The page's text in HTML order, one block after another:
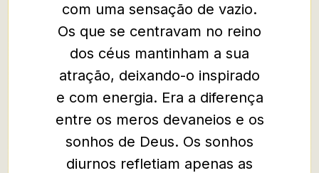
com uma sensação de vazio.
Os que se centravam no reino
dos céus mantinham a sua
atração, deixando-o inspirado
e com energia. Era a diferença
entre os meros devaneios e os
sonhos de Deus. Os sonhos
diurnos refletiam apenas as